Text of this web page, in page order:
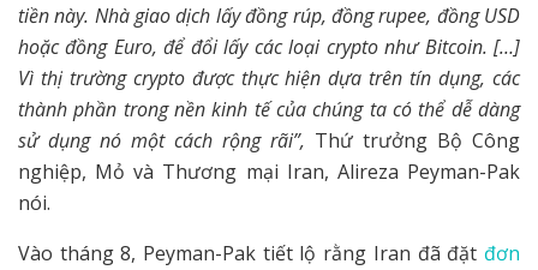
tiền này. Nhà giao dịch lấy đồng rúp, đồng rupee, đồng USD
hoặc đồng Euro, để đổi lấy các loại crypto như Bitcoin. […]
Vì thị trường crypto được thực hiện dựa trên tín dụng, các
thành phần trong nền kinh tế của chúng ta có thể dễ dàng
sử dụng nó một cách rộng rãi”, Thứ trưởng Bộ Công
nghiệp, Mỏ và Thương mại Iran, Alireza Peyman-Pak
nói.
Vào tháng 8, Peyman-Pak tiết lộ rằng Iran đã đặt đơn